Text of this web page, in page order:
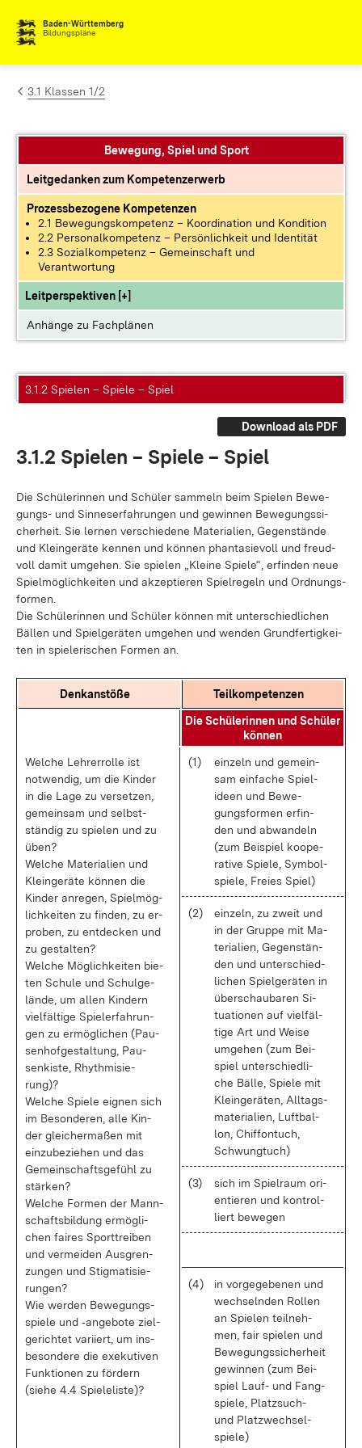
Zum Inhalt springen
Baden-Württemberg
Bildungspläne
3.1 Klassen 1/2
Bewegung, Spiel und Sport
Leitgedanken zum Kompetenzerwerb
Prozessbezogene Kompetenzen
2.1 Bewegungskompetenz – Koordination und Kondition
2.2 Personalkompetenz – Persönlichkeit und Identität
2.3 Sozialkompetenz – Gemeinschaft und
Verantwortung
Leitperspektiven [+]
Anhänge zu Fachplänen
3.1.2 Spielen – Spiele – Spiel
Download als PDF
3.1.2 Spie­len – Spie­le – Spiel
Die Schü­le­rin­nen und Schü­ler sam­meln beim Spie­len Be­we­
gungs- und Sin­nes­er­fah­run­gen und ge­win­nen Be­we­gungs­si­
cher­heit. Sie ler­nen ver­schie­de­ne Ma­te­ria­li­en, Ge­gen­stän­de
und Klein­ge­rä­te ken­nen und kön­nen phan­ta­sie­voll und freud­
voll da­mit um­ge­hen. Sie spie­len „Klei­ne Spie­le“, er­fin­den neue
Spiel­mög­lich­kei­ten und ak­zep­tie­ren Spiel­re­geln und Ord­nungs­
for­men.
Die Schü­le­rin­nen und Schü­ler kön­nen mit un­ter­schied­li­chen
Bäl­len und Spiel­ge­rä­ten um­ge­hen und wen­den Grund­fer­tig­kei­
ten in spie­le­ri­schen For­men an.
Denk­an­stö­ße Teil­kom­pe­ten­zen
Die Schü­le­rin­nen und Schü­ler
kön­nen
Wel­che Leh­rer­rol­le ist
not­wen­dig, um die Kin­der
in die La­ge zu ver­set­zen,
ge­mein­sam und selbst­
stän­dig zu spie­len und zu
üben?
Wel­che Ma­te­ria­li­en und
Klein­ge­rä­te kön­nen die
Kin­der an­re­gen, Spiel­mög­
lich­kei­ten zu fin­den, zu er­
pro­ben, zu ent­de­cken und
zu ge­stal­ten?
Wel­che Mög­lich­kei­ten bie­
ten Schu­le und Schul­ge­
län­de, um al­len Kin­dern
viel­fäl­ti­ge Spiel­erfah­run­
gen zu er­mög­li­chen (Pau­
sen­hof­ge­stal­tung, Pau­
sen­kis­te, Rhyth­mi­sie­
rung)?
Wel­che Spie­le eig­nen sich
im Be­son­de­ren, al­le Kin­
der glei­cher­ma­ßen mit
ein­zu­be­zie­hen und das
Ge­mein­schafts­ge­fühl zu
stär­ken?
Wel­che For­men der Mann­
schafts­bil­dung er­mög­li­
chen fai­res Sport­trei­ben
und ver­mei­den Aus­gren­
zun­gen und Stig­ma­ti­sie­
run­gen?
Wie wer­den Be­we­gungs­
spie­le und ‑an­ge­bo­te ziel­
ge­rich­tet va­ri­iert, um ins­
be­son­de­re die exe­ku­ti­ven
Funk­tio­nen zu för­dern
(sie­he 4.4 Spiele­lis­te)?
(1)
ein­zeln und ge­mein­
sam ein­fa­che Spiel­
ide­en und Be­we­
gungs­for­men er­fin­
den und ab­wan­deln
(zum Bei­spiel ko­ope­
ra­ti­ve Spie­le, Sym­bol­
spie­le, Frei­es Spiel)
(2)
ein­zeln, zu zweit und
in der Grup­pe mit Ma­
te­ria­li­en, Ge­gen­stän­
den und un­ter­schied­
li­chen Spiel­ge­rä­ten in
über­schau­ba­ren Si­
tua­tio­nen auf viel­fäl­
ti­ge Art und Wei­se
um­ge­hen (zum Bei­
spiel un­ter­schied­li­
che Bäl­le, Spie­le mit
Klein­ge­rä­ten, All­tags­
ma­te­ria­li­en, Luft­bal­
lon, Chif­fon­tuch,
Schwung­tuch)
(3)
sich im Spiel­raum ori­
en­tie­ren und kon­trol­
liert be­we­gen
(4)
in vor­ge­ge­be­nen und
wech­seln­den Rol­len
an Spie­len teil­neh­
men, fair spie­len und
Be­we­gungs­si­cher­heit
ge­win­nen (zum Bei­
spiel Lauf- und Fang­
spie­le, Platz­such-
und Platz­wech­sel­
spie­le)